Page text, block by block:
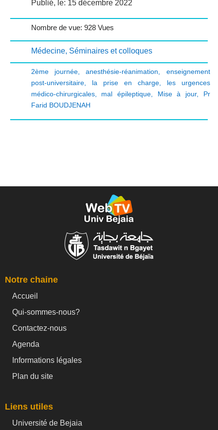
Publié, le: 15 décembre 2022
Nombre de vue: 928 Vues
Médecine, Séminaires et colloques
2ème journée,anesthésie-réanimation
enseignement
post-universitaire, la prise en charge, les urgences
médico-chirurgicales, mal épileptique, Mise à jour, Pr
Farid BOUDJENAH
Notre chaine
Accueil
Qui-sommes-nous?
Contactez-nous
Agenda
Informations légales
Plan du site
Liens utiles
Université de Bejaia